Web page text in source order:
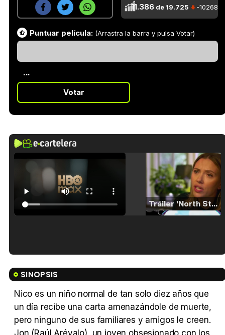
11.386 de 19.725 -10268
Puntuar película: (Arrastra la barra y pulsa Votar)
...
Votar
Tráiler 'North Star' (2023)
SINOPSIS
Nico es un niño normal de tan solo diez años que
un día recibe una carta amenazándole de muerte,
pero ninguno de sus familiares y amigos le creen.